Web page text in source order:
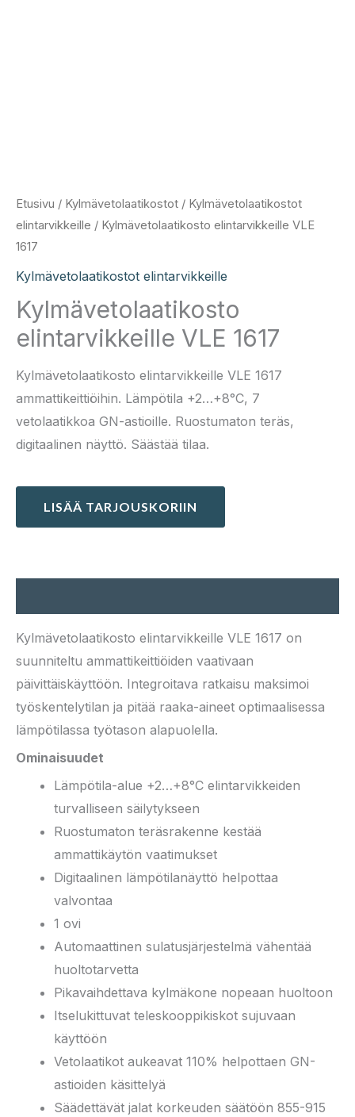
Etusivu / Kylmävetolaatikostot / Kylmävetolaatikostot
elintarvikkeille / Kylmävetolaatikosto elintarvikkeille VLE
1617
Kylmävetolaatikostot elintarvikkeille
Kylmävetolaatikosto
elintarvikkeille VLE 1617
Kylmävetolaatikosto elintarvikkeille VLE 1617
ammattikeittiöihin. Lämpötila +2…+8°C, 7
vetolaatikkoa GN-astioille. Ruostumaton teräs,
digitaalinen näyttö. Säästää tilaa.
LISÄÄ TARJOUSKORIIN
Kylmävetolaatikosto elintarvikkeille VLE 1617 on
suunniteltu ammattikeittiöiden vaativaan
päivittäiskäyttöön. Integroitava ratkaisu maksimoi
työskentelytilan ja pitää raaka-aineet optimaalisessa
lämpötilassa työtason alapuolella.
Ominaisuudet
Lämpötila-alue +2…+8°C elintarvikkeiden
turvalliseen säilytykseen
Ruostumaton teräsrakenne kestää
ammattikäytön vaatimukset
Digitaalinen lämpötilanäyttö helpottaa
valvontaa
1 ovi
Automaattinen sulatusjärjestelmä vähentää
huoltotarvetta
Pikavaihdettava kylmäkone nopeaan huoltoon
Itselukittuvat teleskooppikiskot sujuvaan
käyttöön
Vetolaatikot aukeavat 110% helpottaen GN-
astioiden käsittelyä
Säädettävät jalat korkeuden säätöön 855-915